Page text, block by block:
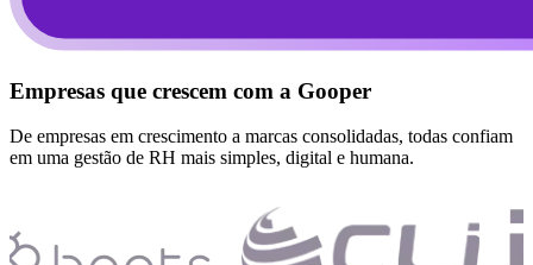
Empresas que crescem com a Gooper
De empresas em crescimento a marcas consolidadas, todas confiam
em uma gestão de RH mais simples, digital e humana.